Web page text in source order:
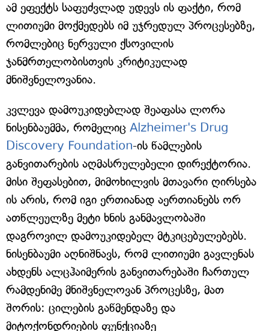
ამ ეფექტს საფუძვლად უდევს ის ფაქტი, რომ
ლითიუმი მოქმედებს იმ უჯრედულ პროცესებზე,
რომლებიც ნერვული ქსოვილის
ჯანმრთელობისთვის კრიტიკულად
მნიშვნელოვანია.
კვლევა დამოუკიდებლად შეაფასა ლორა
ნისენბაუმმა, რომელიც Alzheimer's Drug
Discovery Foundation-ის წამლების
განვითარების აღმასრულებელი დირექტორია.
მისი შეფასებით, მიმოხილვის მთავარი ღირსება
ის არის, რომ იგი ერთიანად აერთიანებს ორ
ათწლეულზე მეტი ხნის განმავლობაში
დაგროვილ დამოუკიდებელ მტკიცებულებებს.
ნისენბაუმი აღნიშნავს, რომ ლითიუმი გავლენას
ახდენს ალცჰაიმერის განვითარებაში ჩართულ
რამდენიმე მნიშვნელოვან პროცესზე, მათ
შორის: ცილების გაწმენდაზე და
მიტოქონდრიების ფუნქციაზე